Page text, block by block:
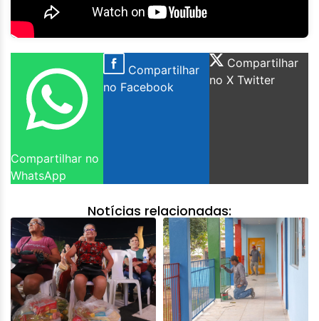
Compartilhar no
WhatsApp
Compartilhar
no Facebook
Compartilhar
no X Twitter
Notícias relacionadas: